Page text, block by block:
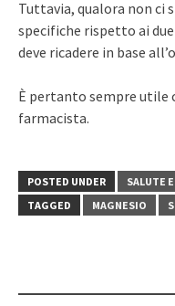
Tuttavia, qualora non ci
specifiche rispetto ai
deve ricadere in base
È pertanto sempre utile
farmacista.
POSTED UNDER
SALUTE
TAGGED
MAGNESIO